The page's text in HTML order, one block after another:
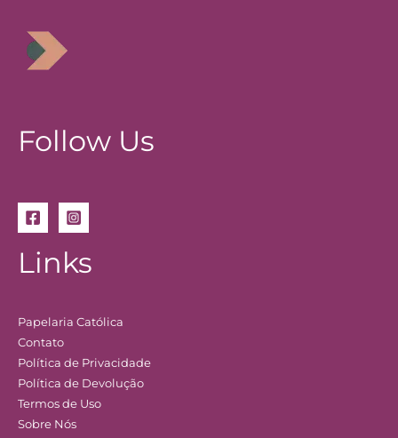
Follow Us
Links
Papelaria Católica
Contato
Política de Privacidade
Política de Devolução
Termos de Uso
Sobre Nós